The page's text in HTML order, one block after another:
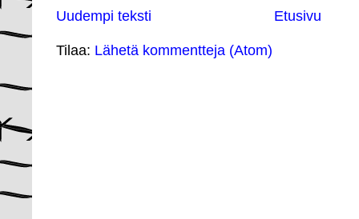
Uudempi teksti Etusivu
Tilaa: Lähetä kommentteja (Atom)